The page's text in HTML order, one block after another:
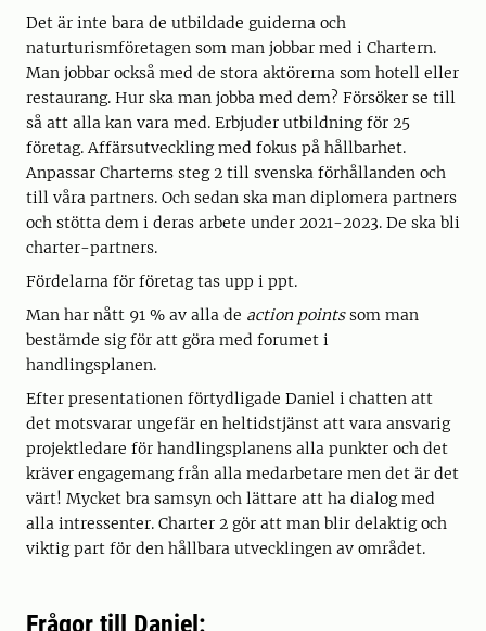
Det är inte bara de utbildade guiderna och
naturturismföretagen som man jobbar med i Chartern.
Man jobbar också med de stora aktörerna som hotell eller
restaurang. Hur ska man jobba med dem? Försöker se till
så att alla kan vara med. Erbjuder utbildning för 25
företag. Affärsutveckling med fokus på hållbarhet.
Anpassar Charterns steg 2 till svenska förhållanden och
till våra partners. Och sedan ska man diplomera partners
och stötta dem i deras arbete under 2021-2023. De ska bli
charter-partners.
Fördelarna för företag tas upp i ppt.
Man har nått 91 % av alla de action pointssom man
bestämde sig för att göra med forumet i
handlingsplanen.
Efter presentationen förtydligade Daniel i chatten att
det motsvarar ungefär en heltidstjänst att vara ansvarig
projektledare för handlingsplanens alla punkter och det
kräver engagemang från alla medarbetare men det är det
värt! Mycket bra samsyn och lättare att ha dialog med
alla intressenter. Charter 2 gör att man blir delaktig och
viktig part för den hållbara utvecklingen av området.
Frågor till Daniel: